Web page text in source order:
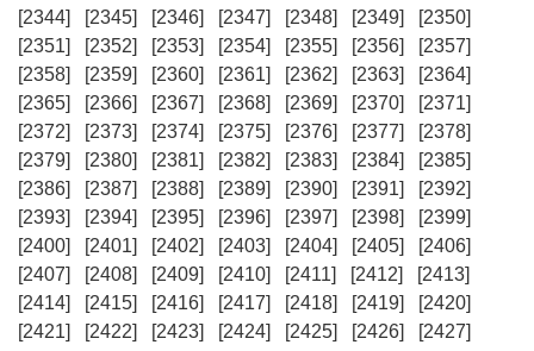
[2344]
[2345] [2346] [2347] [2348] [2349]
[2350]
[2351]
[2352] [2353] [2354] [2355] [2356]
[2357]
[2358]
[2359] [2360] [2361] [2362] [2363]
[2364]
[2365]
[2366] [2367] [2368] [2369] [2370]
[2371]
[2372]
[2373] [2374] [2375] [2376] [2377]
[2378]
[2379]
[2380] [2381] [2382] [2383] [2384]
[2385]
[2386]
[2387] [2388] [2389] [2390] [2391]
[2392]
[2393]
[2394] [2395] [2396] [2397] [2398]
[2399]
[2400]
[2401] [2402] [2403] [2404] [2405]
[2406]
[2407]
[2408] [2409] [2410] [2411] [2412]
[2413]
[2414]
[2415] [2416] [2417] [2418] [2419]
[2420]
[2421]
[2422] [2423] [2424] [2425] [2426]
[2427]